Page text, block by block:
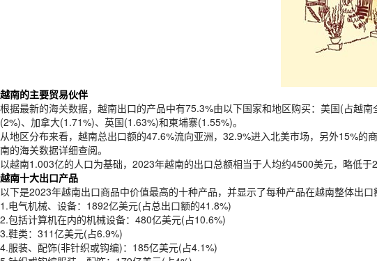
越南的主要贸易伙伴
根据最新的海关数据，越南出口的产品中有75.3%由以下国家和地区购买：美国(占越
(2%)、加拿大(1.71%)、英国(1.63%)和柬埔寨(1.55%)。
从地区分布来看，越南总出口额的47.6%流向亚洲，32.9%进入北美市场，另外15%
南的海关数据详细查阅。
以越南1.003亿的人口为基础，2023年越南的出口总额相当于人均约4500美元，略低于
越南十大出口产品
以下是2023年越南出口商品中价值最高的十种产品，并显示了每种产品在越南整体出
1.电气机械、设备：1892亿美元(占总出口额的41.8%)
2.包括计算机在内的机械设备：480亿美元(占10.6%)
3.鞋类：311亿美元(占6.9%)
4.服装、配饰(非针织或钩编)：185亿美元(占4.1%)